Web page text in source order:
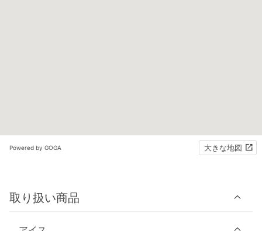
Powered by GOGA 大きな地図
取り扱い商品